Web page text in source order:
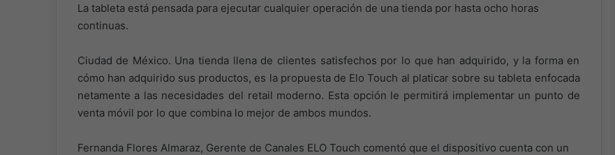
La tableta está pensada para ejecutar cualquier operación de una tienda por hasta ocho horas
continuas.
Ciudad de México. Una tienda llena de clientes satisfechos por lo que han adquirido, y la forma en
cómo han adquirido sus productos, es la propuesta de Elo Touch al platicar sobre su tableta enfocada
netamente a las necesidades del retail moderno. Esta opción le permitirá implementar un punto de
venta móvil por lo que combina lo mejor de ambos mundos.
Fernanda Flores Almaraz, Gerente de Canales ELO Touch comentó que el dispositivo cuenta con un